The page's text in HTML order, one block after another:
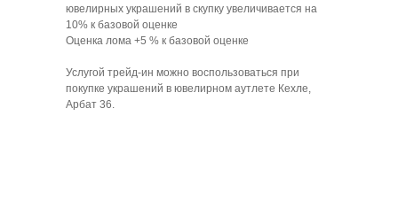
ювелирных украшений в скупку увеличивается на
10% к базовой оценке
Оценка лома +5 % к базовой оценке
Услугой трейд-ин можно воспользоваться при
покупке украшений в ювелирном аутлете Кехле,
Арбат 36.